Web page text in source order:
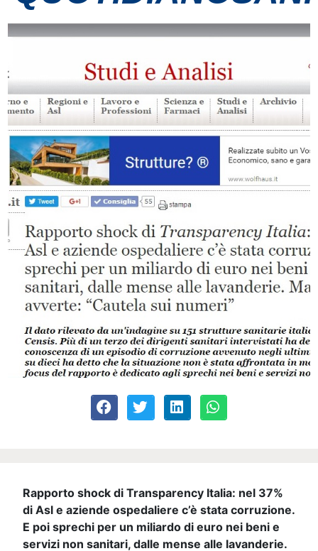
Contatti
Grandi eventi
Ospedale Virtuale
MotoRare
Rapporto shock di Transparency Italia: nel 37%
di Asl e aziende ospedaliere c’è stata corruzione.
E poi sprechi per un miliardo di euro nei beni e
servizi non sanitari, dalle mense alle lavanderie.